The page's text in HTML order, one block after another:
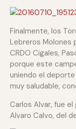
Finalmente, los
Lebreros Molones
CRDO Cigales,
porque este
uniendo el
muy saludable,
Carlos Alvar, fue
Alvaro Calvo, del